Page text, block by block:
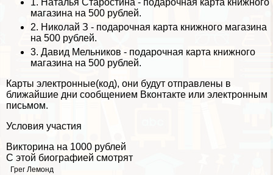
1. Наталья Старостина - подарочная карта книжного
магазина на 500 рублей.
2. Николай З - подарочная карта книжного магазина
на 500 рублей.
3. Давид Мельников - подарочная карта книжного
магазина на 500 рублей.
Карты электронные(код), они будут отправлены в
ближайшие дни сообщением Вконтакте или электронным
письмом.
Условия участия
Викторина на 1000 рублей
С этой биографией смотрят
Грег Лемонд